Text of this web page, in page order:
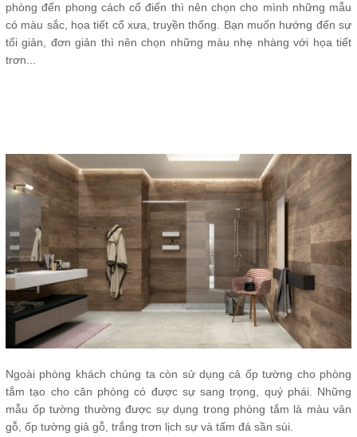
phòng đến phong cách cổ điển thì nên chọn cho mình những mẫu
có màu sắc, họa tiết cổ xưa, truyền thống. Bạn muốn hướng đến sự
tối giản, đơn giản thì nên chọn những màu nhẹ nhàng với họa tiết
trơn...
Ngoài phòng khách chúng ta còn sử dụng cả ốp tường cho phòng
tắm tạo cho căn phòng có được sự sang trọng, quý phái. Những
mẫu ốp tường thường được sự dụng trong phòng tắm là màu vân
gỗ, ốp tường giả gỗ, trắng trơn lịch sự và tấm đá sần sùi.